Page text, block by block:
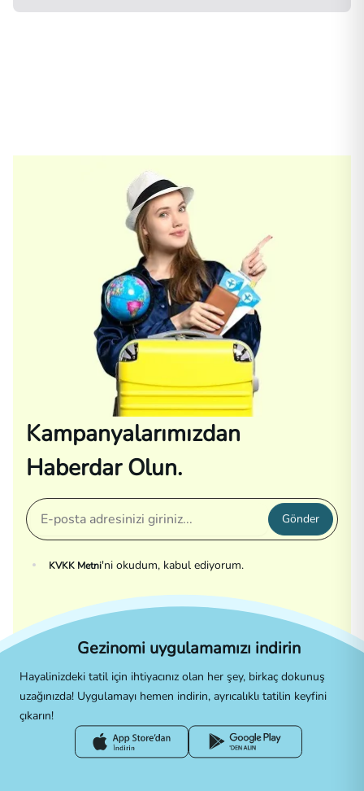
Kampanyalarımızdan
Haberdar Olun.
Gönder
KVKK Metni'ni okudum, kabul ediyorum.
Gezinomi uygulamamızı indirin
Hayalinizdeki tatil için ihtiyacınız olan her şey, birkaç dokunuş
uzağınızda! Uygulamayı hemen indirin, ayrıcalıklı tatilin keyfini
çıkarın!